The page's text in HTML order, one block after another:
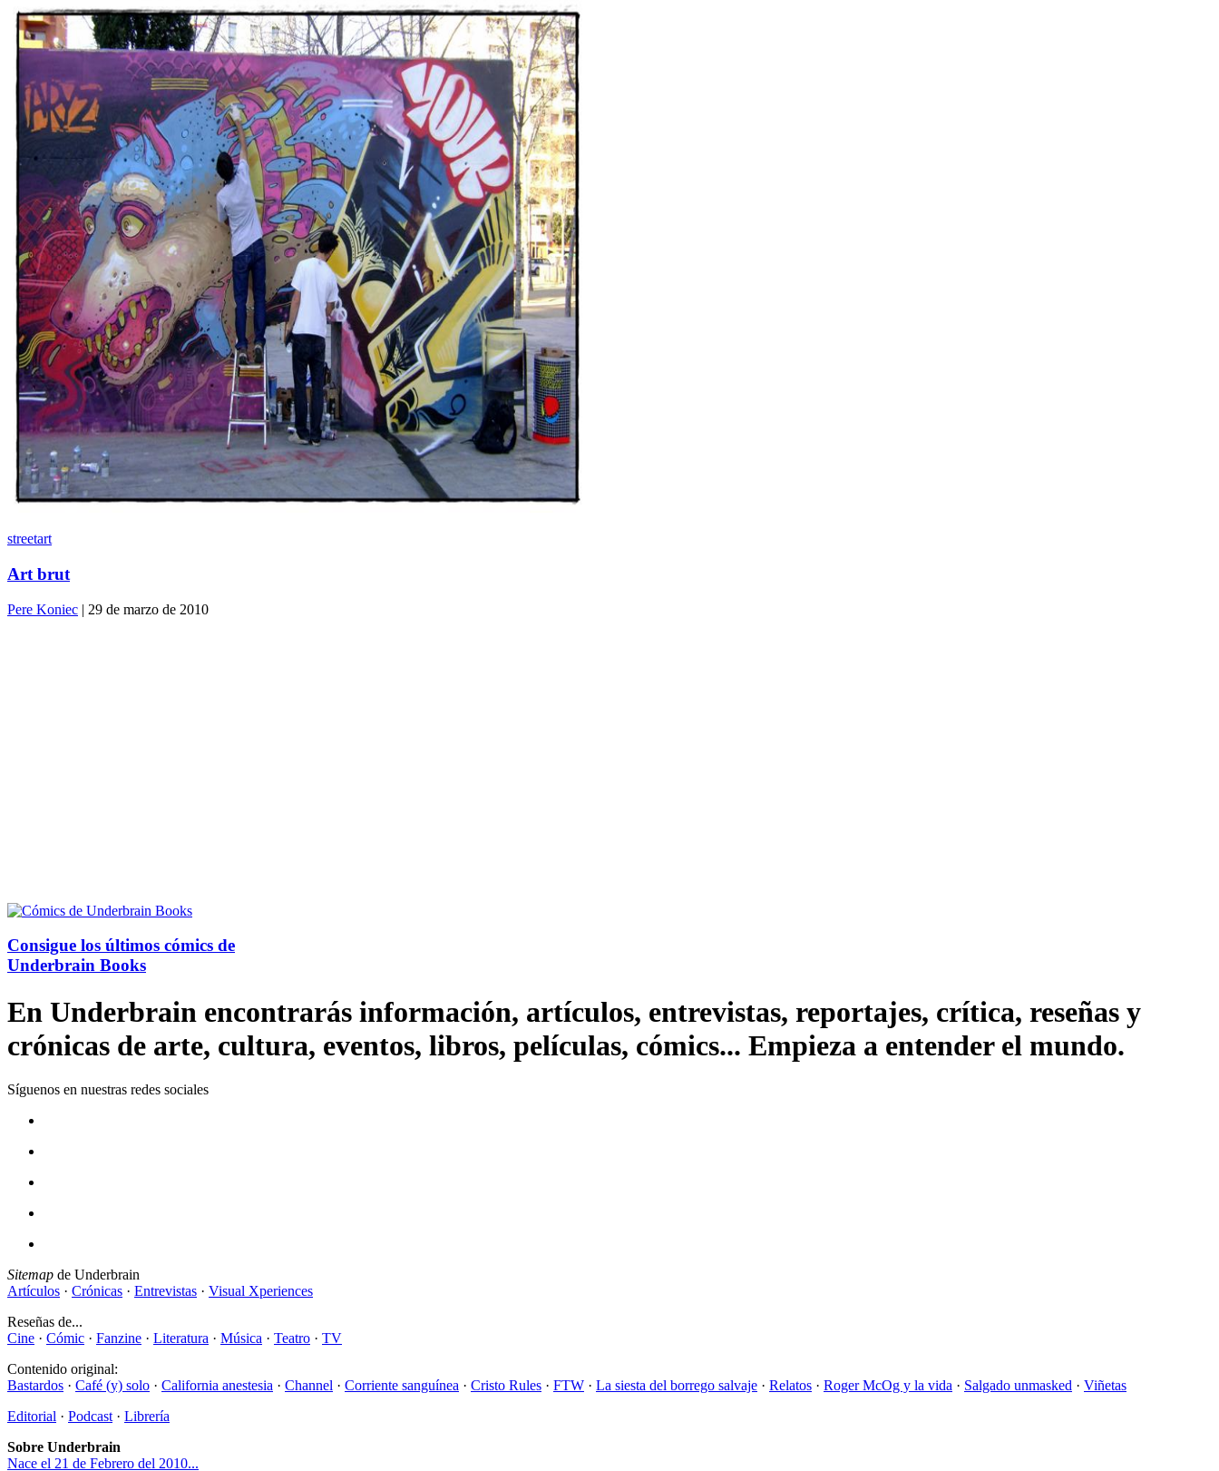
streetart
Art brut
Pere Koniec | 29 de marzo de 2010
Consigue los últimos cómics de
Underbrain Books
En Underbrain encontrarás información, artículos, entrevistas, reportajes, crítica, reseñas y
crónicas de arte, cultura, eventos, libros, películas, cómics... Empieza a entender el mundo.
Síguenos en nuestras redes sociales
Sitemap de Underbrain
Artículos · Crónicas · Entrevistas · Visual Xperiences
Reseñas de...
Cine · Cómic · Fanzine · Literatura · Música · Teatro · TV
Contenido original:
Bastardos · Café (y) solo · California anestesia · Channel · Corriente sanguínea · Cristo Rules · FTW · La siesta del borrego salvaje · Relatos · Roger McOg y la vida · Salgado unmasked · Viñetas
Editorial · Podcast · Librería
Sobre Underbrain
Nace el 21 de Febrero del 2010...